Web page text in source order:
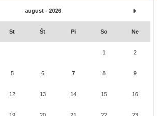
august - 2026
St Št Pi So Ne
1 2
5 6 7 8 9
12 13 14 15 16